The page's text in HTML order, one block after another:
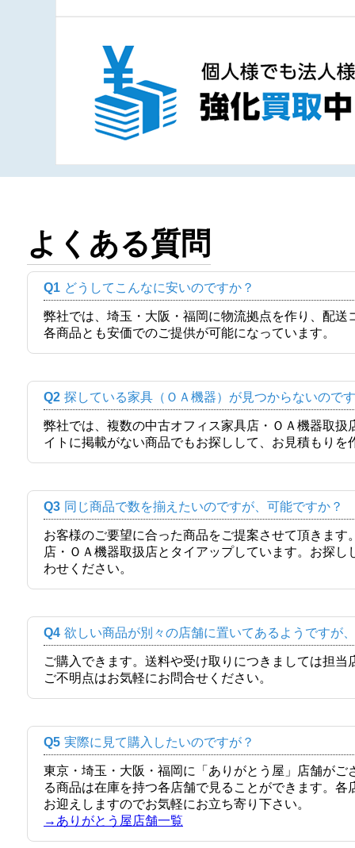
よくある質問
Q1 どうしてこんなに安いのですか？
弊社では、埼玉・大阪・福岡に物流拠点を作り、配
各商品とも安価でのご提供が可能になっています。
Q2 探している家具（ＯＡ機器）が見つからないので
弊社では、複数の中古オフィス家具店・ＯＡ機器取
イトに掲載がない商品でもお探しして、お見積もりを
Q3 同じ商品で数を揃えたいのですが、可能ですか？
お客様のご要望に合った商品をご提案させて頂きま
店・ＯＡ機器取扱店とタイアップしています。お探
わせください。
Q4 欲しい商品が別々の店舗に置いてあるようですが
ご購入できます。送料や受け取りにつきましては担
ご不明点はお気軽にお問合せください。
Q5 実際に見て購入したいのですが？
東京・埼玉・大阪・福岡に「ありがとう屋」店舗が
る商品は在庫を持つ各店舗で見ることができます。
お迎えしますのでお気軽にお立ち寄り下さい。
→ありがとう屋店舗一覧